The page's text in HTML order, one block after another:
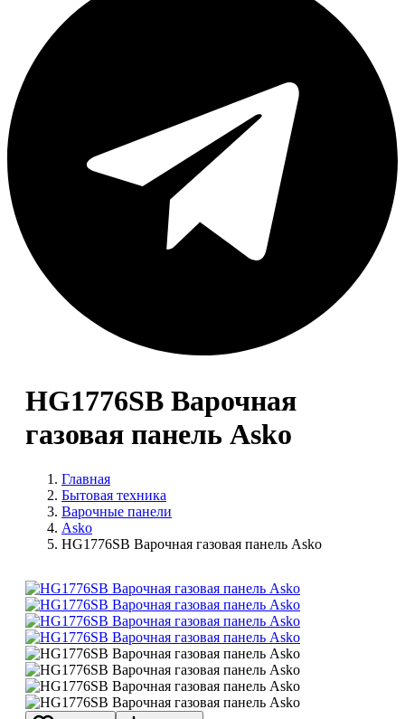
HG1776SB Варочная
газовая панель Asko
Главная
Бытовая техника
Варочные панели
Asko
HG1776SB Варочная газовая панель Asko